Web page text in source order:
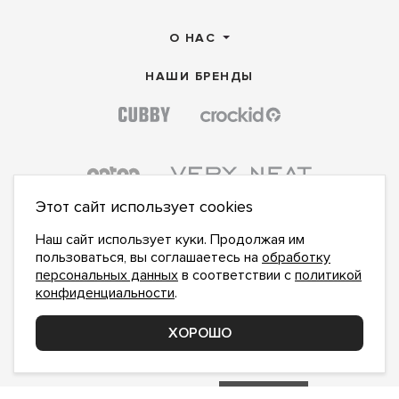
О НАС
НАШИ БРЕНДЫ
ПОДПИСАТЬСЯ НА НОВОСТИ:
сполитикой конфиденциальностиознакомлен и
Этот сайт использует cookies
Наш сайт использует куки. Продолжая им
пользоваться, вы соглашаетесь на обработку
персональных данных в соответствии с политикой
конфиденциальности.
ХОРОШО